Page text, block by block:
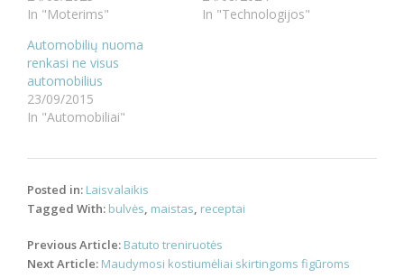
In "Moterims"
In "Technologijos"
Automobilių nuoma
renkasi ne visus
automobilius
23/09/2015
In "Automobiliai"
Posted in: Laisvalaikis
Tagged With: bulvės maistas receptai
Post
navigation
Previous Article: Batuto treniruotės
Next Article: Maudymosi kostiumėliai skirtingoms figūroms